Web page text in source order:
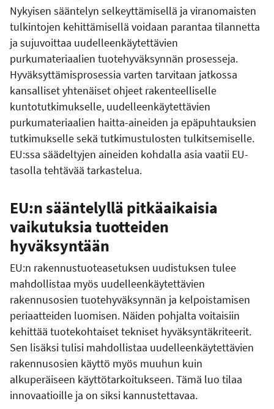
Nykyisen sääntelyn selkeyttämisellä ja viranomaisten
tulkintojen kehittämisellä voidaan parantaa tilannetta
ja sujuvoittaa uudelleenkäytettävien
purkumateriaalien tuotehyväksynnän prosesseja.
Hyväksyttämisprosessia varten tarvitaan jatkossa
kansallisetyhtenäiset ohjeet rakenteelliselle
kuntotutkimukselle, uudelleenkäytettävien
purkumateriaalien haitta-aineiden ja epäpuhtauksien
tutkimukselle sekä tutkimustulosten tulkitsemiselle.
EU:ssa säädeltyjen aineiden kohdalla asia vaatii EU-
tasolla tehtävää tarkastelua.
EU:n sääntelyllä pitkäaikaisia
vaikutuksia tuotteiden
hyväksyntään
EU:n rakennustuoteasetuksen uudistuksen tulee
mahdollistaa myös uudelleenkäytettävien
rakennusosien tuotehyväksynnän ja kelpoistamisen
periaatteiden luomisen. Näiden pohjalta voitaisiin
kehittää tuotekohtaiset tekniset hyväksyntäkriteerit.
Sen lisäksi tulisi mahdollistaa uudelleenkäytettävien
rakennusosien käyttö myös muuhun kuin
alkuperäiseen käyttötarkoitukseen. Tämä luo tilaa
innovaatioille ja on siksi kannustettavaa.